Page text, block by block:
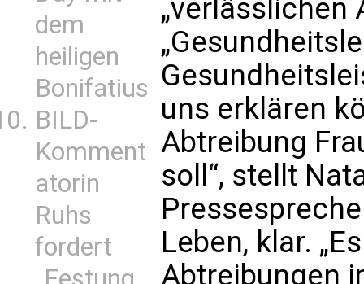
dem
heiligen
Bonifatius
BILD-
Komment
atorin
Ruhs
fordert
„verlässlichen
uns erklären
Abtreibung
soll“, stellt
Leben, klar.
Abtreibungen